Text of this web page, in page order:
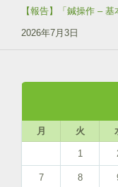
【報告】「鍼操作 – 基
2026年7月3日
月 火
1
7 8